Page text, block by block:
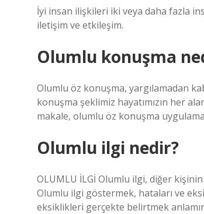
İyi insan ilişkileri iki veya daha fazla
iletişim ve etkileşim.
Olumlu konuşma
Olumlu öz konuşma, yargılamadan
konuşma şeklimiz hayatımızın her
makale, olumlu öz konuşma
Olumlu ilgi nedir?
OLUMLU İLGİ Olumlu ilgi, diğer
Olumlu ilgi göstermek, hataları ve
eksiklikleri gerçekte belirtmek